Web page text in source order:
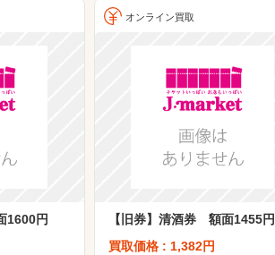
1600円
オンライン買取
【旧券】清酒券 額面1455円
買取価格 : 1,382円